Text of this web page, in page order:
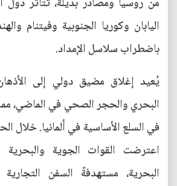
اليابان وكوريا الجنوبية وفيتنام
باضطراب سلاسل الإمداد.
يُعيد إغلاق مضيق دولي إلى
البحري والحجر الصحي في الماضي،
في السلع الأساسية في ألمانيا. خلال
اعترضت القوات الجوية والبحرية
البحرية، مستهدفةً السفن التجارية